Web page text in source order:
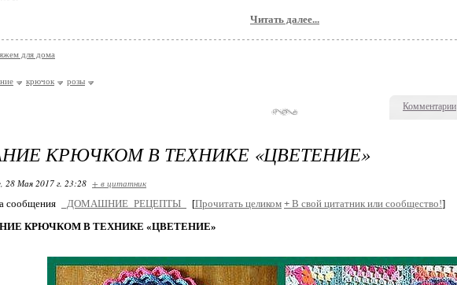
Комментарии
Читать далее...
для дома
крючок розы
КРЮЧКОМ В ТЕХНИКЕ «ЦВЕТЕНИЕ»
28 Мая 2017 г. 23:28 + в цитатник
сообщения
_ДОМАШНИЕ_РЕЦЕПТЫ_ [Прочитать целиком + В свой цитатник или сообщество!]
КРЮЧКОМ В ТЕХНИКЕ «ЦВЕТЕНИЕ»